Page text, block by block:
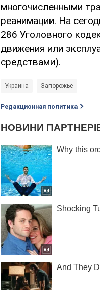
многочисленными
реанимации. На
286 Уголовного
движения или
средствами).
Украина Запорожье
Редакционная политика